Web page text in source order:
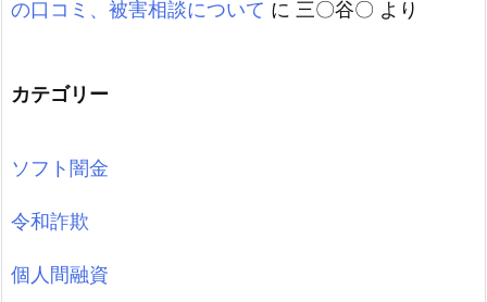
の口コミ、被害相談について に 三〇谷〇 より
カテゴリー
ソフト闇金
令和詐欺
個人間融資